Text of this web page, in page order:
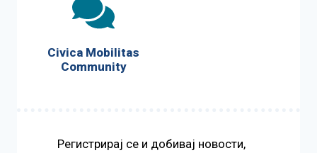
Civica Mobilitas
Community
Регистрирај се и добивај новости,